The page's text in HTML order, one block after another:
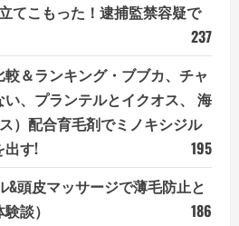
てこもった！逮捕監禁容疑で
237
＆ランキング・ブブカ、チャ
、プランテルとイクオス、 海
）配合育毛剤でミノキシジル
出す!
195
&頭皮マッサージで薄毛防止と
談）
186